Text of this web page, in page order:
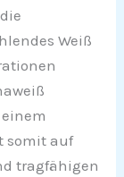
Weiß
somit auf
tragfähigen